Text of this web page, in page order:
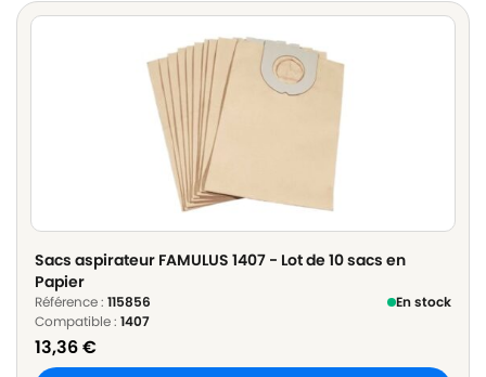
Sacs aspirateur FAMULUS 1407 - Lot de 10 sacs en
Papier
Référence : 115856
En stock
Compatible : 1407
13,36€